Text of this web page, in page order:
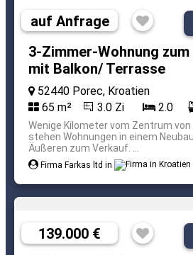
auf Anfrage
3-Zimmer-Wohnung
mit Balkon/ Terrasse
52440 Porec, Kroatien
65 m²
3.0 Zi 2.0
Wenige Kilometer vom Zentrum
stehen Wohnungen in einem
Äußeren zum Verkauf. ...
Firma Farkas ltd in
139.000 €